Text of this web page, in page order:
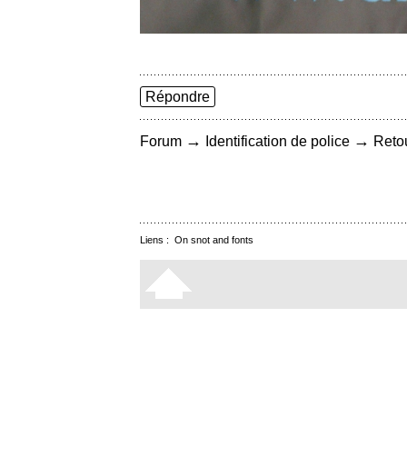
Répondre
Forum → Identification de police →
Liens : On snot and fonts